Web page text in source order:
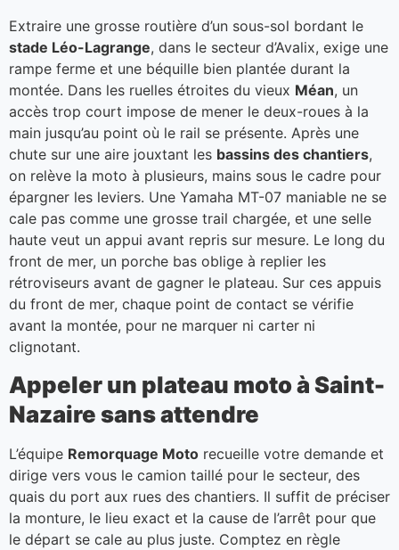
Extraire une grosse routière d’un sous-sol bordant le
stade Léo-Lagrange, dans le secteur d’Avalix, exige une
rampe ferme et une béquille bien plantée durant la
montée. Dans les ruelles étroites du vieux Méan, un
accès trop court impose de mener le deux-roues à la
main jusqu’au point où le rail se présente. Après une
chute sur une aire jouxtant les bassins des chantiers,
on relève la moto à plusieurs, mains sous le cadre pour
épargner les leviers. Une Yamaha MT-07 maniable ne se
cale pas comme une grosse trail chargée, et une selle
haute veut un appui avant repris sur mesure. Le long du
front de mer, un porche bas oblige à replier les
rétroviseurs avant de gagner le plateau. Sur ces appuis
du front de mer, chaque point de contact se vérifie
avant la montée, pour ne marquer ni carter ni
clignotant.
Appeler un plateau moto à Saint-
Nazaire sans attendre
L’équipe Remorquage Moto recueille votre demande et
dirige vers vous le camion taillé pour le secteur, des
quais du port aux rues des chantiers. Il suffit de préciser
la monture, le lieu exact et la cause de l’arrêt pour que
le départ se cale au plus juste. Comptez en règle